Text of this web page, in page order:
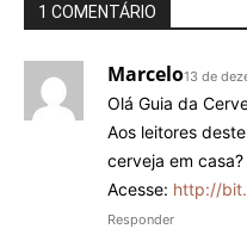
1 COMENTÁRIO
Marcelo13 de
Olá Guia da
Aos leitores
cerveja em casa?
Acesse: http://
Responder